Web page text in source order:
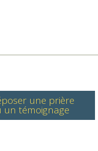
une prière
un témoignage